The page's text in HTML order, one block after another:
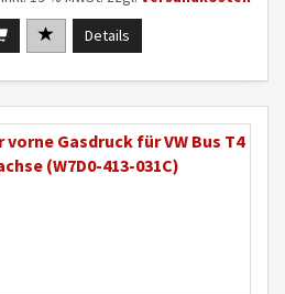
Details